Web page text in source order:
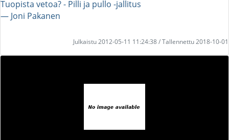
Tuopista vetoa? - Pilli ja pullo -jallitus
― Joni Pakanen
Julkaistu 2012-05-11 11:24:38 / Tallennettu 2018-10-01